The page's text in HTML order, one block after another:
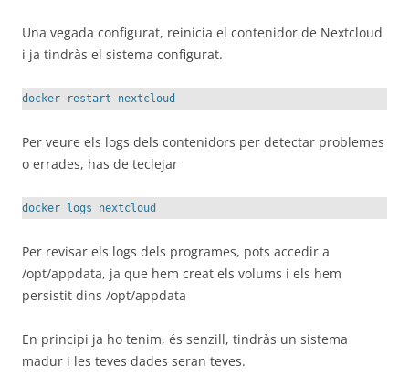
Una vegada configurat, reinicia el contenidor de Nextcloud
i ja tindràs el sistema configurat.
docker restart nextcloud
Per veure els logs dels contenidors per detectar problemes
o errades, has de teclejar
docker logs nextcloud
Per revisar els logs dels programes, pots accedir a
/opt/appdata, ja que hem creat els volums i els hem
persistit dins /opt/appdata
En principi ja ho tenim, és senzill, tindràs un sistema
madur i les teves dades seran teves.